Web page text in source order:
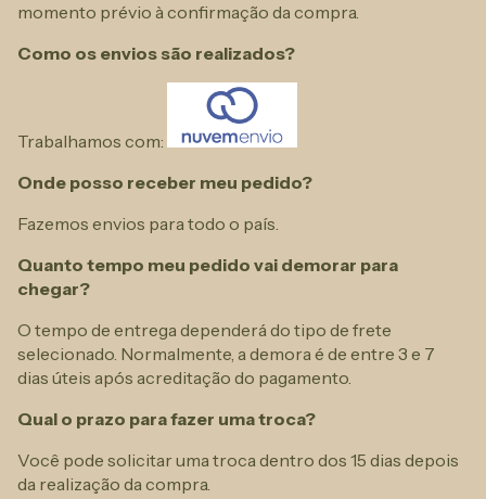
momento prévio à confirmação da compra.
Como os envios são realizados?
Trabalhamos com:
Onde posso receber meu pedido?
Fazemos envios para todo o país.
Quanto tempo meu pedido vai demorar para
chegar?
O tempo de entrega dependerá do tipo de frete
selecionado. Normalmente, a demora é de entre 3 e 7
dias úteis após acreditação do pagamento.
Qual o prazo para fazer uma troca?
Você pode solicitar uma troca dentro dos 15 dias depois
da realização da compra.